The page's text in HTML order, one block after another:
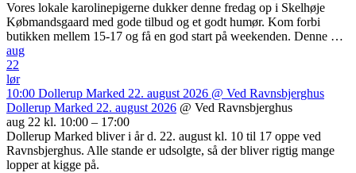
Vores lokale karolinepigerne dukker denne fredag op i Skelhøje
Købmandsgaard med gode tilbud og et godt humør. Kom forbi
butikken mellem 15-17 og få en god start på weekenden. Denne …
aug
22
lør
10:00 Dollerup Marked 22. august 2026 @ Ved Ravnsbjerghus
Dollerup Marked 22. august 2026 @ Ved Ravnsbjerghus
aug 22 kl. 10:00 – 17:00
Dollerup Marked bliver i år d. 22. august kl. 10 til 17 oppe ved
Ravnsbjerghus. Alle stande er udsolgte, så der bliver rigtig mange
lopper at kigge på.